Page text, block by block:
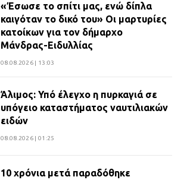
«Έσωσε το σπίτι μας, ενώ δίπλα
καιγόταν το δικό του» Οι μαρτυρίες
κατοίκων για τον δήμαρχο
Μάνδρας-Ειδυλλίας
08.08.2026 | 13:03
Άλιμος: Υπό έλεγχο η πυρκαγιά σε
υπόγειο καταστήματος ναυτιλιακών
ειδών
08.08.2026 | 01:25
10 χρόνια μετά παραδόθηκε